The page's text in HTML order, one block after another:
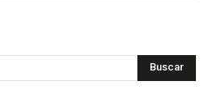
Buscar